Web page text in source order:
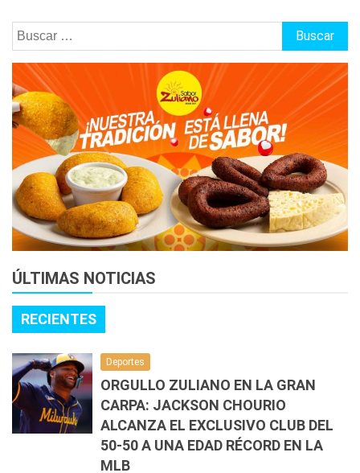
Buscar:
ÚLTIMAS NOTICIAS
RECIENTES
Deportes
ORGULLO ZULIANO EN LA GRAN
CARPA: JACKSON CHOURIO
ALCANZA EL EXCLUSIVO CLUB DEL
50-50 A UNA EDAD RÉCORD EN LA
MLB